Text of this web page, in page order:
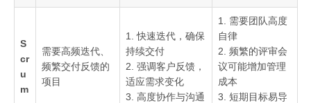
S
cr
u
m
需要高频迭代、
频繁交付反馈的
项目
1. 快速迭代，确保
持续交付
2. 强调客户反馈，
适应需求变化
3. 高度协作与沟通
1. 需要团队高度
自律
2. 频繁的评审会
议可能增加管理
成本
3. 短期目标易导